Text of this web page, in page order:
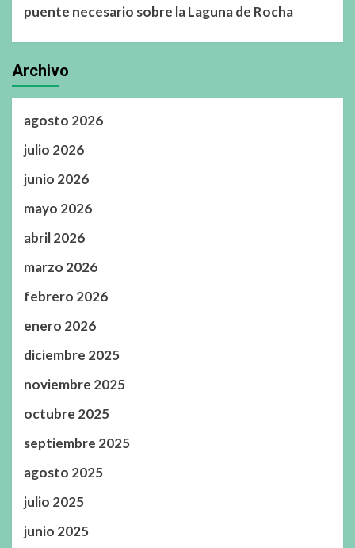
puente necesario sobre la Laguna de Rocha
Archivo
agosto 2026
julio 2026
junio 2026
mayo 2026
abril 2026
marzo 2026
febrero 2026
enero 2026
diciembre 2025
noviembre 2025
octubre 2025
septiembre 2025
agosto 2025
julio 2025
junio 2025